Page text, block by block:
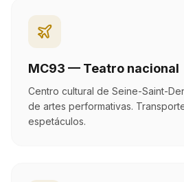
MC93 — Teatro nacional
Centro cultural de Seine-Saint-
de artes performativas.
espetáculos.